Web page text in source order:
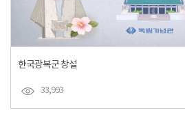
한국광복군 창설
33,993